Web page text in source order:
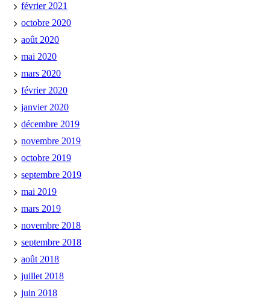
février 2021
octobre 2020
août 2020
mai 2020
mars 2020
février 2020
janvier 2020
décembre 2019
novembre 2019
octobre 2019
septembre 2019
mai 2019
mars 2019
novembre 2018
septembre 2018
août 2018
juillet 2018
juin 2018